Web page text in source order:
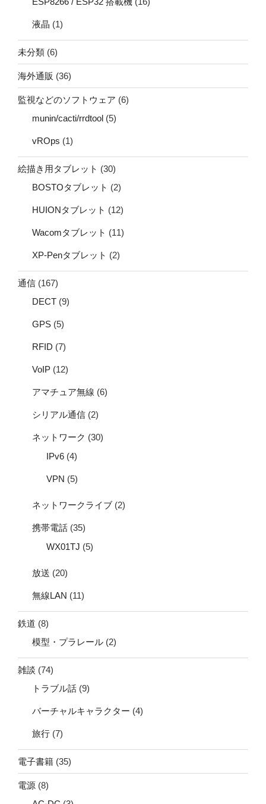
液晶 (1)
未分類 (6)
海外通販 (36)
監視などのソフトウェア (6)
munin/cacti/rrdtool (5)
vROps (1)
絵描き用タブレット (30)
BOSTOタブレット (2)
HUIONタブレット (12)
Wacomタブレット (11)
XP-Penタブレット (2)
通信 (167)
DECT (9)
GPS (5)
RFID (7)
VoIP (12)
アマチュア無線 (6)
シリアル通信 (2)
ネットワーク (30)
IPv6 (4)
VPN (5)
ネットワークライブ (2)
携帯電話 (35)
WX01TJ (5)
放送 (20)
無線LAN (11)
鉄道 (8)
模型・プラレール (2)
雑談 (74)
トラブル話 (9)
バーチャルキャラクター (4)
旅行 (7)
電子書籍 (35)
電源 (8)